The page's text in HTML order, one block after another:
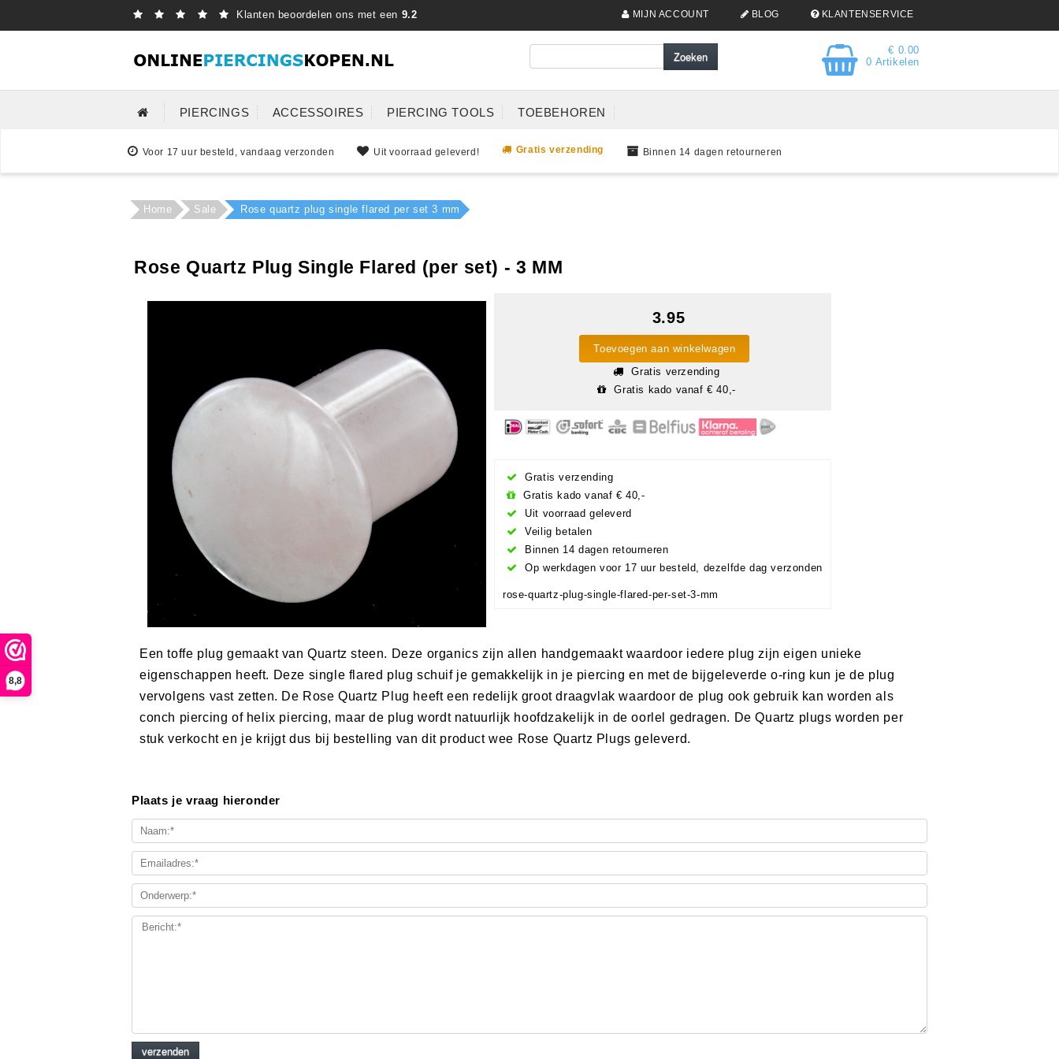
8,8
Klanten beoordelen ons met een 9.2 MIJN ACCOUNT BLOG KLANTENSERVICE
€ 0.00
0 Artikelen
PIERCINGS ACCESSOIRES PIERCING TOOLS TOEBEHOREN
Voor 17 uur besteld, vandaag verzonden Uit voorraad geleverd! Gratis verzending Binnen 14 dagen retourneren
Home Sale Rose quartz plug single flared per set 3 mm
Rose Quartz Plug Single Flared (per set) - 3 MM
3.95
Toevoegen aan winkelwagen
Gratis verzending
Gratis kado vanaf € 40,-
Gratis verzending
Gratis kado vanaf € 40,-
Uit voorraad geleverd
Veilig betalen
Binnen 14 dagen retourneren
Op werkdagen voor 17 uur besteld, dezelfde dag verzonden
rose-quartz-plug-single-flared-per-set-3-mm
Een toffe plug gemaakt van Quartz steen. Deze organics zijn allen handgemaakt waardoor iedere plug zijn eigen unieke
eigenschappen heeft. Deze single flared plug schuif je gemakkelijk in je piercing en met de bijgeleverde o-ring kun je de plug
vervolgens vast zetten. De Rose Quartz Plug heeft een redelijk groot draagvlak waardoor de plug ook gebruik kan worden als
conch piercing of helix piercing, maar de plug wordt natuurlijk hoofdzakelijk in de oorlel gedragen. De Quartz plugs worden per
stuk verkocht en je krijgt dus bij bestelling van dit product wee Rose Quartz Plugs geleverd.
Plaats je vraag hieronder